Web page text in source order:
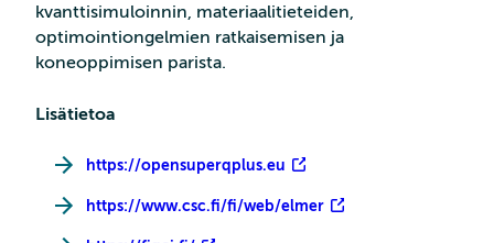
kvanttisimuloinnin, materiaalitieteiden,
optimointiongelmien ratkaisemisen ja
koneoppimisen parista.
Lisätietoa
https://opensuperqplus.eu
https://www.csc.fi/fi/web/elmer